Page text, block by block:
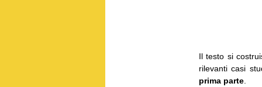
Il testo si
rilevanti casi
prima parte